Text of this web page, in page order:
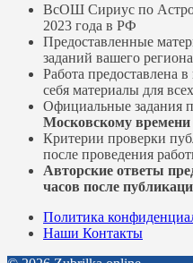
ВсОШ Сириус по
2023 года в РФ
Предоставленные
заданий вашего региона
Работа предоставлена
себя материалы для
Официальные задания
Московскому времени
Критерии проверки
после проведения
Авторские ответы
часов после
Политика
Наши Контакты